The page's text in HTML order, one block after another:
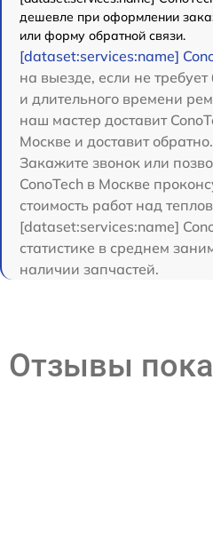
дешевле при оформлении
или форму обратной связи.
[dataset:services:name]
на выезде, если не
и длительного времени
наш мастер доставит
Москве и доставит обратно.
Закажите звонок или
ConoTech в Москве
стоимость работ над
[dataset:services:name]
статистике в среднем
наличии запчастей.
Отзывы